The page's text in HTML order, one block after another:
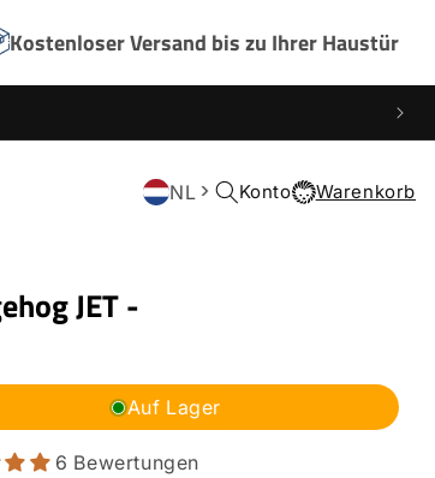
Kostenloser Versand bis zu Ihrer Haustür
NL Konto
Einloggen Warenkorb
Warenkorb
JET -
Auf Lager
6 Bewertungen